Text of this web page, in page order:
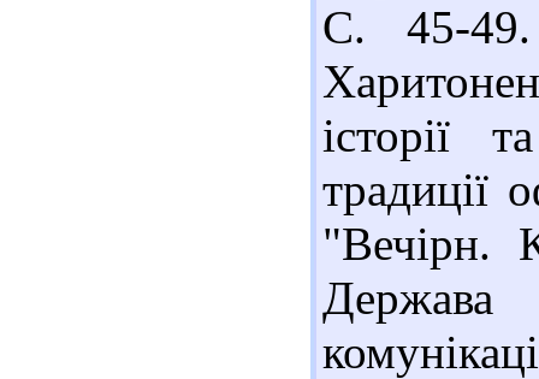
С. 45-
історії
традиції
"Вечірн.